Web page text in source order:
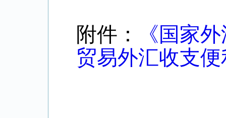
附件：
《国家
贸易外汇收支